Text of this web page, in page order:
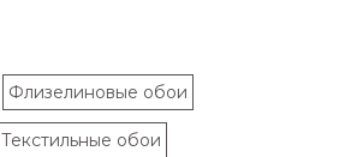
Флизелиновые обои
Текстильные обои